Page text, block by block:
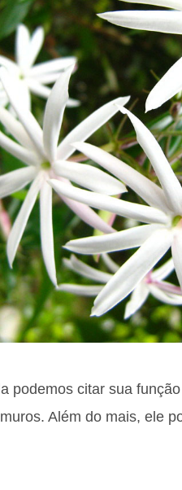
podemos citar sua
Além do mais, ele